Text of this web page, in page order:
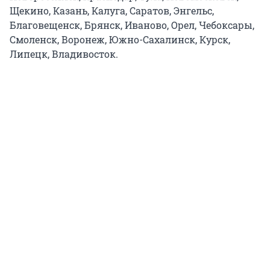
Щекино, Казань, Калуга, Саратов, Энгельс,
Благовещенск, Брянск, Иваново, Орел, Чебоксары,
Смоленск, Воронеж, Южно-Сахалинск, Курск,
Липецк, Владивосток.